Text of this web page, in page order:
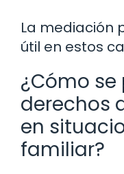
La mediación
útil en estos
¿Cómo
derechos
en
familiar?